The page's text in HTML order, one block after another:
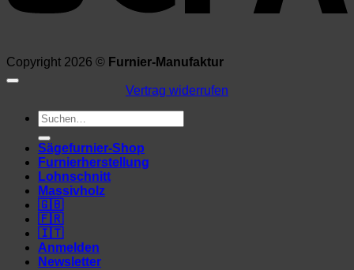
Copyright 2026 © Furnier-Manufaktur
Vertrag widerrufen
Suchen
nach:
Sägefurnier-Shop
Furnierherstellung
Lohnschnitt
Massivholz
🇬🇧
🇫🇷
🇮🇹
Anmelden
Newsletter